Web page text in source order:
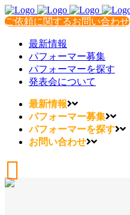
ご依頼に関するお問い合わせ
最新情報
パフォーマー募集
パフォーマーを探す
発表会について
最新情報
パフォーマー募集
パフォーマーを探す
お問い合わせ